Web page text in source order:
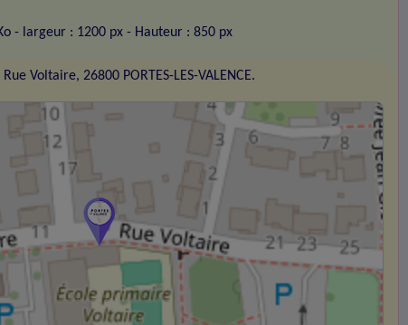
- largeur : 1200 px - Hauteur : 850 px
Rue Voltaire, 26800 PORTES-LES-VALENCE.